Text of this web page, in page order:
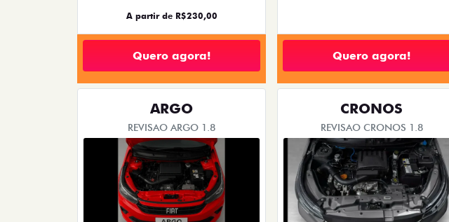
A partir de R$230,00
Quero agora! Quero agora!
ARGO
REVISAO ARGO 1.8
CRONOS
REVISAO CRONOS 1.8